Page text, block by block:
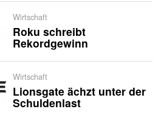
Wirtschaft
Roku schreibt
Rekordgewinn
Wirtschaft
Lionsgate ächzt unter der
Schuldenlast